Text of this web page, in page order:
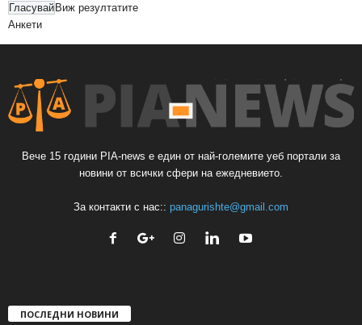
Виж резултатите
Анкети
Вече 15 години PIA-news е един от най-големите уеб портали за
новини от всички сфери на ежедневието.
За контакти с нас:: panagurishte@gmail.com
ПОСЛЕДНИ НОВИНИ